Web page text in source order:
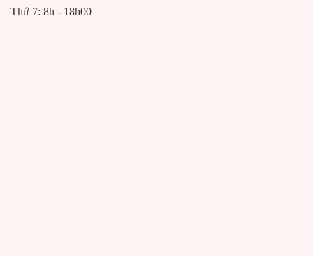
Thứ 7: 8h - 18h00